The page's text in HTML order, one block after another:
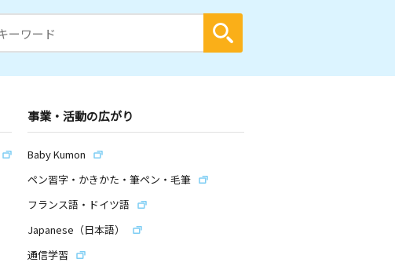
事業・活動の広がり
Baby Kumon
ペン習字・かきかた・筆ペン・毛筆
フランス語・ドイツ語
Japanese（日本語）
通信学習